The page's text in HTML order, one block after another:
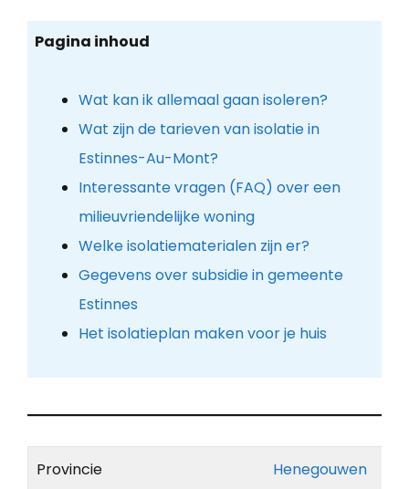
Pagina inhoud
Wat kan ik allemaal gaan isoleren?
Wat zijn de tarieven van isolatie in
Estinnes-Au-Mont?
Interessante vragen (FAQ) over een
milieuvriendelijke woning
Welke isolatiematerialen zijn er?
Gegevens over subsidie in gemeente
Estinnes
Het isolatieplan maken voor je huis
Provincie Henegouwen